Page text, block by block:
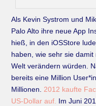
Als Kevin Systrom und
Palo Alto ihre neue App
hieß, in den iOS­Store
haben, wie sehr sie
Welt verändern würden.
bereits eine Million
Millionen.2012 kaufte
US­-Dollar auf. Im Juni